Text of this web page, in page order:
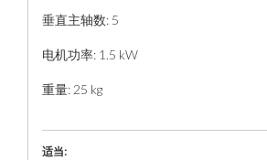
垂直主轴数: 5
电机功率: 1.5 kW
重量: 25 kg
适当: